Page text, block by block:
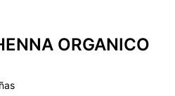
ORGANICO